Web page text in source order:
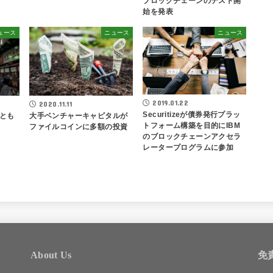
始を発表
ース
も
ニュース
2020.11.11
大手ベンチャーキャピタルが
ファイルコインに多額の投資
ニュース
2019.01.22
Securitizeが債券発行プラッ
トフォーム構築を目的にIBM
のブロックチェーンアクセラ
レータープログラムに参加
About Us 免